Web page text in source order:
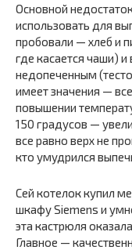
Основной
использовать для
пробовали — хлеб и
где касается чаши) и
недопеченным
имеет значения —
повышении
150 градусов —
все равно верх не
кто умудрился
Сей котелок купил
шкафу Siemens и
эта кастрюля
Главное —